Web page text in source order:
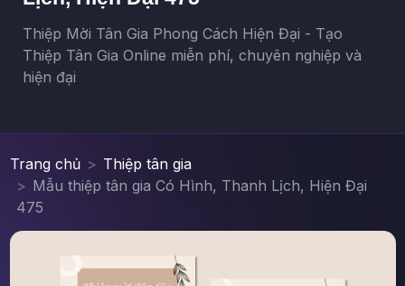
Thiệp Mời Tân Gia Phong Cách Hiện Đại - Tạo
Thiệp Tân Gia Online miễn phí, chuyên nghiệp và
hiện đại
Trang chủ
Thiệp tân gia
Mẫu thiệp tân gia Có Hình, Thanh Lịch, Hiện Đại
475